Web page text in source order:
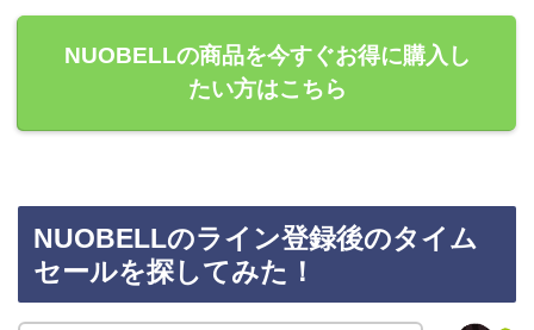
NUOBELLの商品を今すぐお得に購入し
たい方はこちら
NUOBELLのライン登録後のタイム
セールを探してみた！